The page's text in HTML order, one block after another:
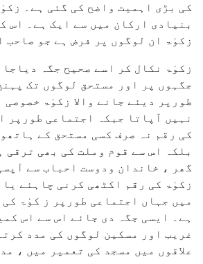
کی بڑی اہمیت واضح کی گئی ہے۔
بنیادی ارکان میں سے ایک ہے۔ اس
زکوٰۃ ان لوگوں پر فرض ہے جو صاحب
زکوٰۃ نکال کر اسے صحیح جگہ
جگہوں پر اور مستحق لوگوں تک
طورپر دیئے جانے والا زکوٰۃ خصوصی
نہیں آپاتا جبکہ اجتماعی طورپر
کی رقم نہ صرف کسی مستحق کے
بلکہ اس سے قوم وملت کی بھی ترقی
گھر ، خاندان ودوست احباب سے
زکوٰۃ کی رقم اکٹھی کرنی چاہئے
میں جہاں اجتماعی طورپر ز کوٰۃ
ہے۔ ایسی جگہ دی جائے اس سے اس
غریب اور مسکین لوگوں کی مدد
علاقوں میں مسجد کی تعمیر میں ،